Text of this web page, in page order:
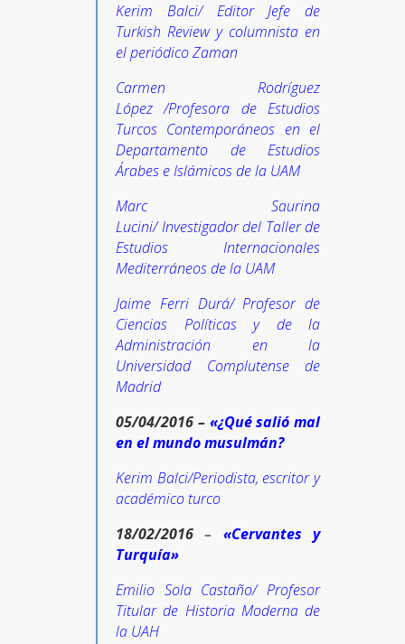
Kerim Balci/ Editor Jefe de
Turkish Review y columnista en
el periódico Zaman
Carmen Rodríguez
López /Profesora de Estudios
Turcos Contemporáneos en el
Departamento de Estudios
Árabes e Islámicos de la UAM
Marc Saurina
Lucini/ Investigador del Taller de
Estudios Internacionales
Mediterráneos de la UAM
Jaime Ferri Durá/ Profesor de
Ciencias Políticas y de la
Administración en la
Universidad Complutense de
Madrid
05/04/2016 – «¿Qué salió mal
en el mundo musulmán?
Kerim Balci/Periodista, escritor y
académico turco
18/02/2016 – «Cervantes y
Turquía»
Emilio Sola Castaño/ Profesor
Titular de Historia Moderna de
la UAH